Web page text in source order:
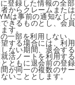
登録した情報の全
からクレームまた
は事前の通知なし
きるものとし、会
す。
一部を利用しない
する場合には、利
ない期間、退会す
活ノートを利用す
ともに退会前の登
が同一の複数のサ
いこととします。